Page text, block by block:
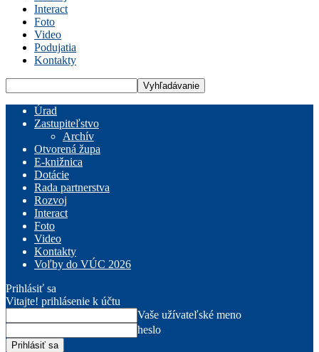
Interact
Foto
Video
Podujatia
Kontakty
Úrad
Zastupiteľstvo
Archív
Otvorená župa
E-knižnica
Dotácie
Rada partnerstva
Rozvoj
Interact
Foto
Video
Kontakty
Voľby do VÚC 2026
Prihlásiť sa
Vitajte! prihlásenie k účtu
Vaše užívateľské meno
heslo